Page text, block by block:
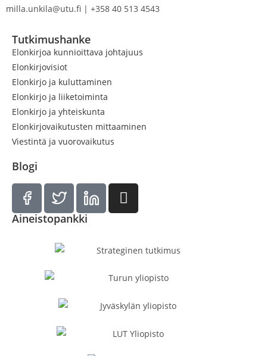
milla.unkila@utu.fi | +358 40 513 4543
Tutkimushanke
Elonkirjoa kunnioittava johtajuus
Elonkirjovisiot
Elonkirjo ja kuluttaminen
Elonkirjo ja liiketoiminta
Elonkirjo ja yhteiskunta
Elonkirjovaikutusten mittaaminen
Viestintä ja vuorovaikutus
Blogi
Aineistopankki